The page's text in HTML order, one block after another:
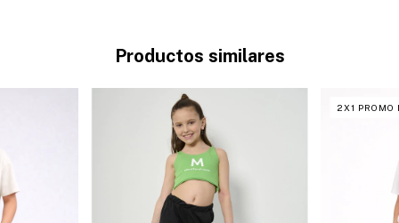
Productos similares
2X1